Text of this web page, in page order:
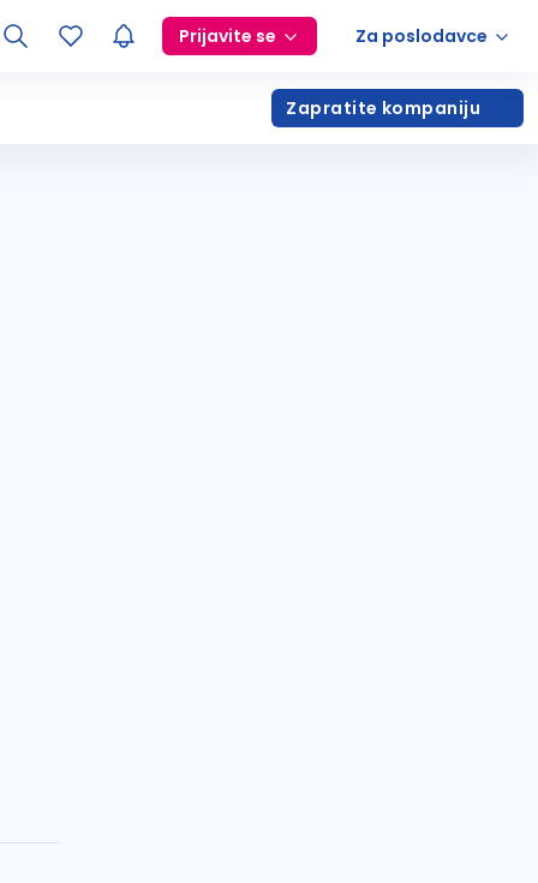
Prijavite se Za poslodavce
Zapratite kompaniju